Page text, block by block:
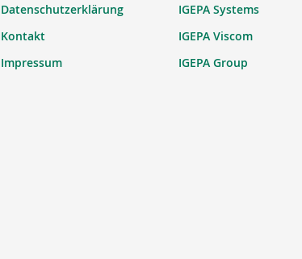
Datenschutzerklärung
Kontakt
Impressum
IGEPA Systems
IGEPA Viscom
IGEPA Group